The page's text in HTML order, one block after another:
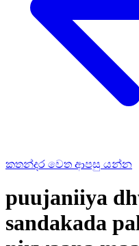
කතන්දර වෙත ආපසු යන්න
puujaniiya
sandakada